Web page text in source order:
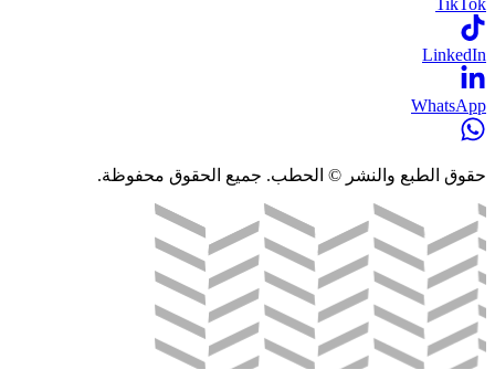
TikTok
LinkedIn
WhatsApp
حقوق الطبع والنشر © الحطب. جميع الحقوق محفوظة.